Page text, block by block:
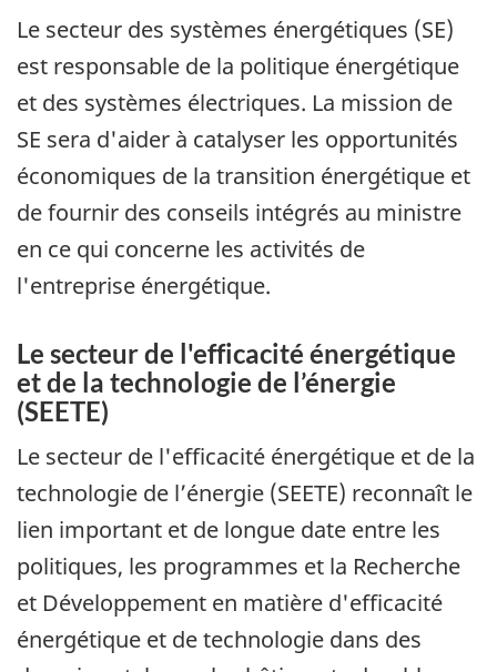
Le secteur des systèmes énergétiques (SE)
est responsable de la politique énergétique
et des systèmes électriques. La mission de
SE sera d'aider à catalyser les opportunités
économiques de la transition énergétique et
de fournir des conseils intégrés au ministre
en ce qui concerne les activités de
l'entreprise énergétique.
Le secteur de l'efficacité énergétique
et de la technologie de l’énergie
(SEETE)
Le secteur de l'efficacité énergétique et de la
technologie de l’énergie (SEETE) reconnaît le
lien important et de longue date entre les
politiques, les programmes et la Recherche
et Développement en matière d'efficacité
énergétique et de technologie dans des